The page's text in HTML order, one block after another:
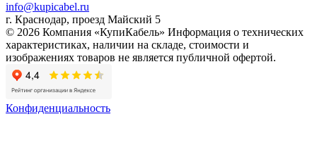
info@kupicabel.ru
г. Краснодар, проезд Майский 5
© 2026 Компания «КупиКабель» Информация о технических
характеристиках, наличии на складе, стоимости и
изображениях товаров не является публичной офертой.
Конфиденциальность